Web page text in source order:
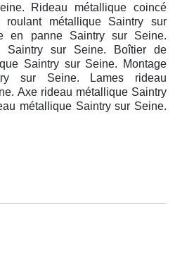
Rideau métallique coincé
métallique Saintry sur
en panne Saintry sur Seine.
Saintry sur Seine. Boîtier de
Saintry sur Seine. Montage
sur Seine. Lames rideau
Axe rideau métallique Saintry
métallique Saintry sur Seine.